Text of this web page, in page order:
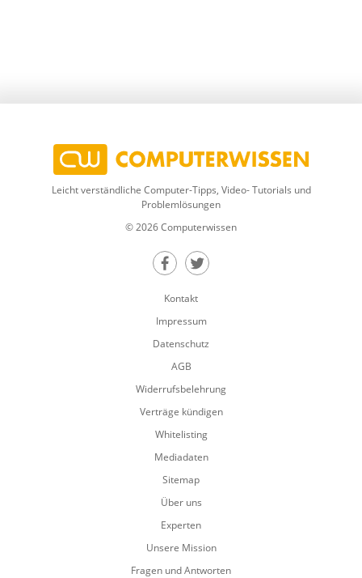
Leicht verständliche Computer-Tipps, Video- Tutorials und
Problemlösungen
© 2026 Computerwissen
Teilen auf Facebook
Teilen auf Twitter
Kontakt
Impressum
Datenschutz
AGB
Widerrufsbelehrung
Verträge kündigen
Whitelisting
Mediadaten
Sitemap
Über uns
Experten
Unsere Mission
Fragen und Antworten